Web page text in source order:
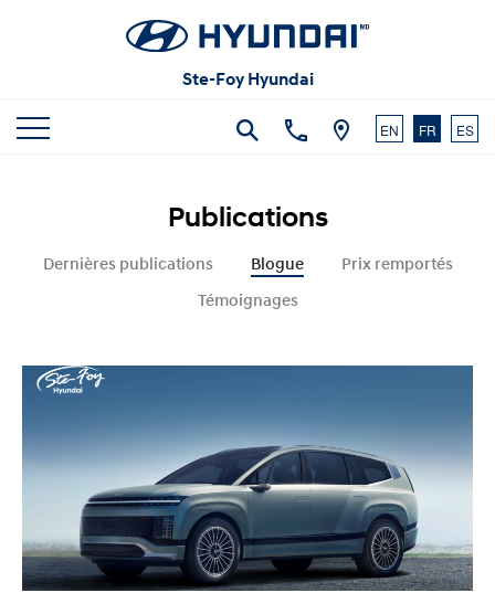
Ste-Foy Hyundai
EN FR ES
Publications
Dernières publications Blogue
Prix remportés
Témoignages